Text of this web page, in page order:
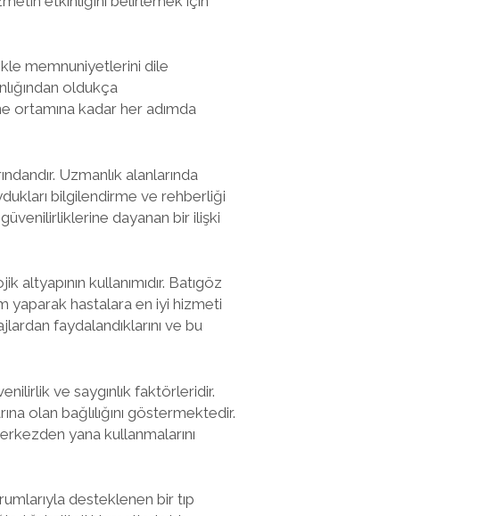
memnuniyetlerini dile
oldukça
ortamına kadar her adımda
Uzmanlık alanlarında
bilgilendirme ve rehberliği
dayanan bir ilişki
kullanımıdır. Batıgöz
yaparak hastalara en iyi hizmeti
faydalandıklarını ve bu
ve saygınlık faktörleridir.
olan bağlılığını göstermektedir.
yana kullanmalarını
desteklenen bir tıp